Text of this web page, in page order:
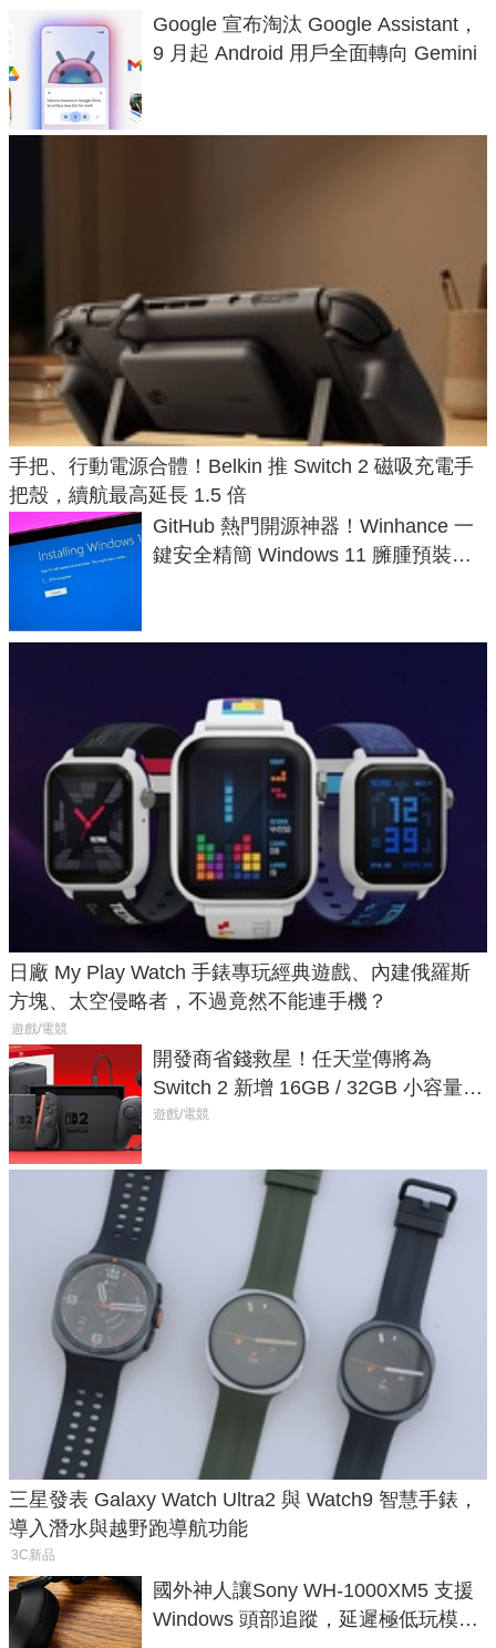
Google 宣布淘汰 Google Assistant，
9 月起 Android 用戶全面轉向 Gemini
手把、行動電源合體！Belkin 推 Switch 2 磁吸充電手
把殼，續航最高延長 1.5 倍
GitHub 熱門開源神器！Winhance 一
鍵安全精簡 Windows 11 臃腫預裝軟
日廠 My Play Watch 手錶專玩經典遊戲、內建俄羅斯
方塊、太空侵略者，不過竟然不能連手機？
遊戲/電競
開發商省錢救星！任天堂傳將為
Switch 2 新增 16GB / 32GB 小容量遊
戲卡的選擇
遊戲/電競
三星發表 Galaxy Watch Ultra2 與 Watch9 智慧手錶，
導入潛水與越野跑導航功能
3C新品
國外神人讓Sony WH-1000XM5 支援
Windows 頭部追蹤，延遲極低玩模擬